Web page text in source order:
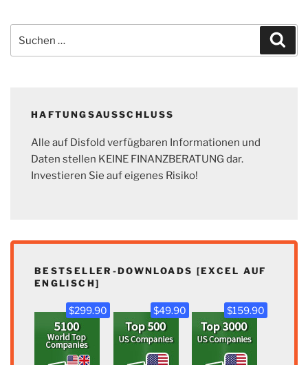
nach:
HAFTUNGSAUSSCHLUSS
Alle auf Disfold verfügbaren Informationen und
Daten stellen KEINE FINANZBERATUNG dar.
Investieren Sie auf eigenes Risiko!
BESTSELLER-DOWNLOADS [EXCEL AUF
ENGLISCH]
$299.90 $49.90 $159.90